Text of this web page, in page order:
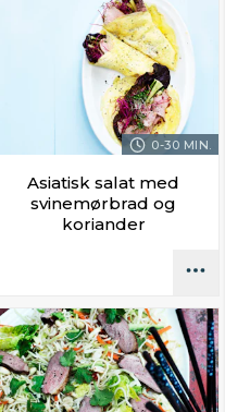
0-30 MIN.
Asiatisk salat med
svinemørbrad og
koriander